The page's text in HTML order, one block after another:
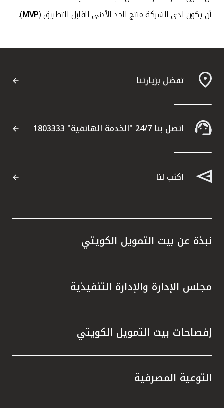
أن يكون لدى الشركة منتج الحد الأدنى القابل للتطبيق (MVP
).
تفضل بزيارتنا
اتصل بنا 24/7 "الخدمة الهاتفية" 1803333
اكتب لنا
نبذة عن بيت التمويل الكويتي
مجلس الإدارة والإدارة التنفيذية
إفصاحات بيت التمويل الكويتي
التوعية المصرفية